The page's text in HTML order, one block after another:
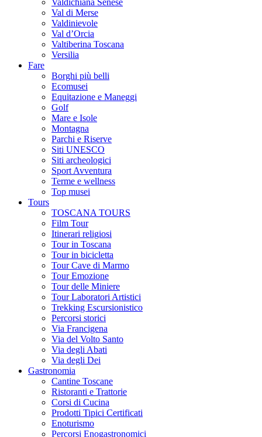
Valdichiana Senese
Val di Merse
Valdinievole
Val d’Orcia
Valtiberina Toscana
Versilia
Fare
Borghi più belli
Ecomusei
Equitazione e Maneggi
Golf
Mare e Isole
Montagna
Parchi e Riserve
Siti UNESCO
Siti archeologici
Sport Avventura
Terme e wellness
Top musei
Tours
TOSCANA TOURS
Film Tour
Itinerari religiosi
Tour in Toscana
Tour in bicicletta
Tour Cave di Marmo
Tour Emozione
Tour delle Miniere
Tour Laboratori Artistici
Trekking Escursionistico
Percorsi storici
Via Francigena
Via del Volto Santo
Via degli Abati
Via degli Dei
Gastronomia
Cantine Toscane
Ristoranti e Trattorie
Corsi di Cucina
Prodotti Tipici Certificati
Enoturismo
Percorsi Enogastronomici